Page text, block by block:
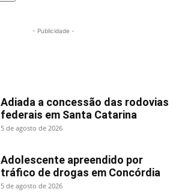
- Publicidade -
Adiada a concessão das rodovias
federais em Santa Catarina
5 de agosto de 2026
Adolescente apreendido por
tráfico de drogas em Concórdia
5 de agosto de 2026